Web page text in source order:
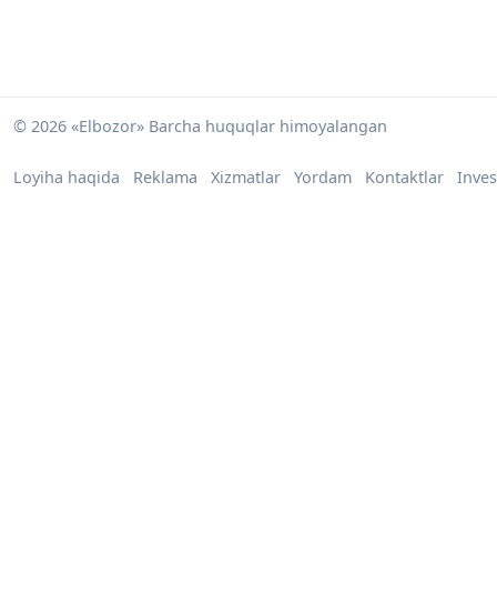
© 2026 «Elbozor» Barcha huquqlar himoyalangan
Loyiha haqida Reklama Xizmatlar Yordam Kontaktlar